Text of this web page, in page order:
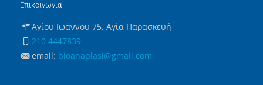
Επικοινωνία
Αγίου Ιωάννου 75, Αγία Παρασκευή
210 4447839
email: bioanaplasi@gmail.com